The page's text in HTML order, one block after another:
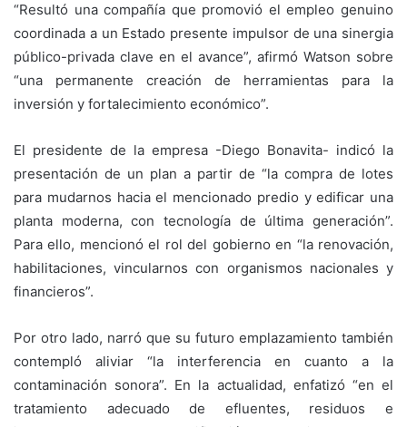
“Resultó una compañía que promovió el empleo genuino
coordinada a un Estado presente impulsor de una sinergia
público-privada clave en el avance”, afirmó Watson sobre
“una permanente creación de herramientas para la
inversión y fortalecimiento económico”.
El presidente de la empresa -Diego Bonavita- indicó la
presentación de un plan a partir de “la compra de lotes
para mudarnos hacia el mencionado predio y edificar una
planta moderna, con tecnología de última generación”.
Para ello, mencionó el rol del gobierno en “la renovación,
habilitaciones, vincularnos con organismos nacionales y
financieros”.
Por otro lado, narró que su futuro emplazamiento también
contempló aliviar “la interferencia en cuanto a la
contaminación sonora”. En la actualidad, enfatizó “en el
tratamiento adecuado de efluentes, residuos e